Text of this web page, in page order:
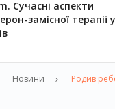
Сучасні аспекти
замісної терапії у
Новини Родив